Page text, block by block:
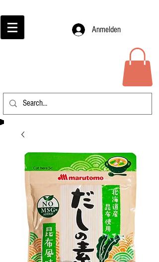
Anmelden